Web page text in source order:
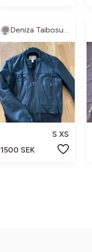
Deniza Taibosunova
S XS
1500 SEK